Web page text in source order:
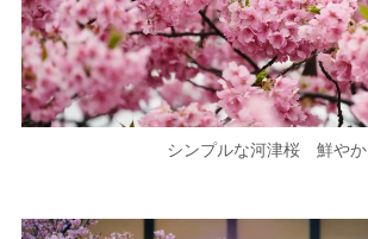
シンプルな河津桜 鮮やか